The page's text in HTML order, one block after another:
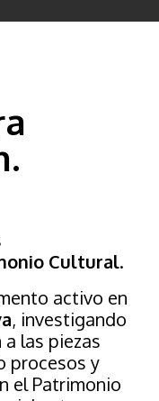
Cultural.
activo en
, investigando
las piezas
procesos y
el Patrimonio